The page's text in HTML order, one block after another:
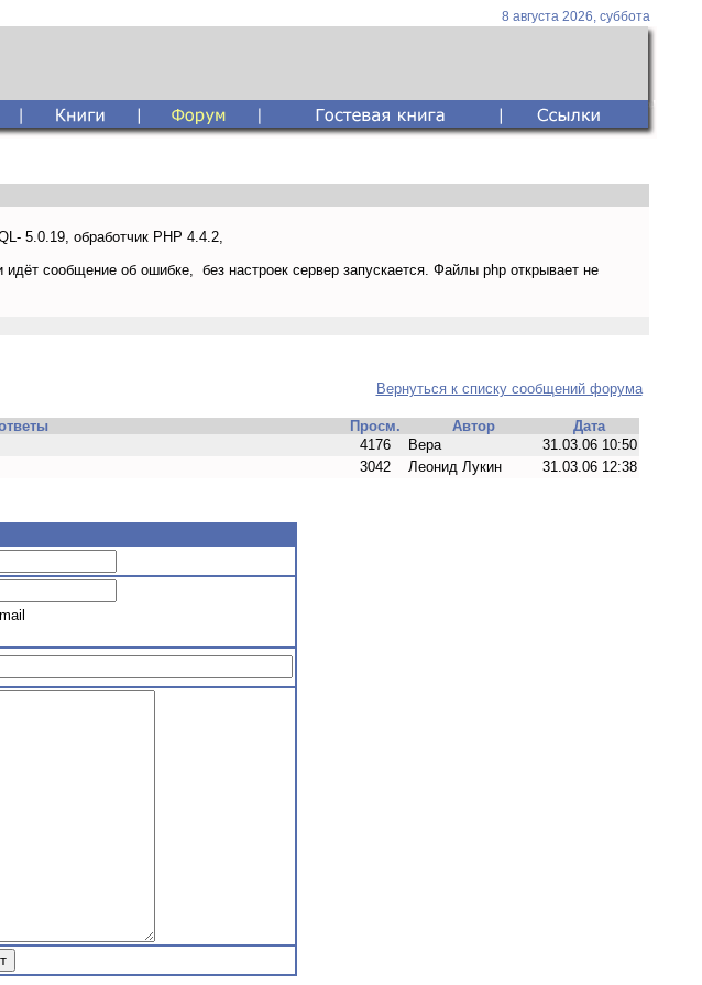
8 августа 2026, суббота
5.0.19, обработчик PHP 4.4.2,
сообщение об ошибке, без настроек сервер запускается. Файлы php открывает не
Вернуться к списку сообщений форума
Просм. Автор
Дата
4176 Вера
31.03.06 10:50
3042 Леонид Лукин 31.03.06 12:38